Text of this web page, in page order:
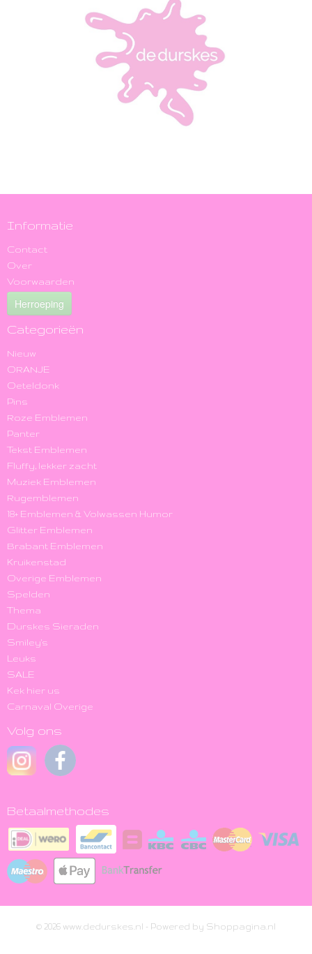
Informatie
Contact
Over
Voorwaarden
Herroeping
Categorieën
Nieuw
ORANJE
Oeteldonk
Pins
Roze Emblemen
Panter
Tekst Emblemen
Fluffy, lekker zacht
Muziek Emblemen
Rugemblemen
18+ Emblemen & Volwassen Humor
Glitter Emblemen
Brabant Emblemen
Kruikenstad
Overige Emblemen
Spelden
Thema
Durskes Sieraden
Smiley's
Leuks
SALE
Kek hier us
Carnaval Overige
Volg ons
Betaalmethodes
© 2026 www.dedurskes.nl - Powered by Shoppagina.nl